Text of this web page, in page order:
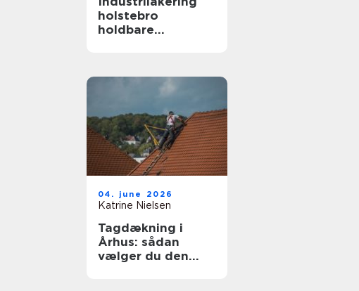
holstebro
holdbare
04. june 2026
Katrine Nielsen
Tagdækning i
Århus: sådan
vælger du den